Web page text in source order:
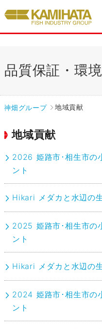
品質保証・環
神畑グループ 地域貢献
地域貢献
2026 姫路市･相生市の
ント
Hikari メダカと水辺の
2025 姫路市･相生市の
ント
Hikari メダカと水辺の
2024 姫路市･相生市の
ント